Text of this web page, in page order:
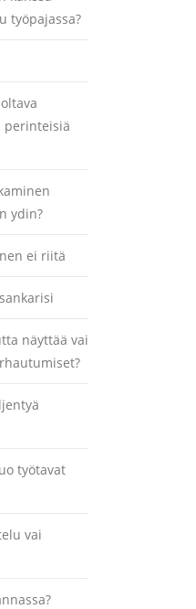
työpajassa?
perinteisiä
ydin?
ei riitä
näyttää vai
työtavat
vai